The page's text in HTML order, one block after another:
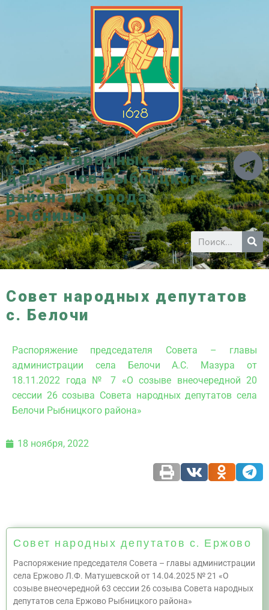
Совет народных
депутатов Рыбницкого
района и города
Рыбницы
Совет народных депутатов
с. Белочи
Распоряжение председателя Совета – главы
администрации села Белочи А.С. Мазура от
18.11.2022 года № 7 «О созыве внеочередной 20
сессии 26 созыва Совета народных депутатов села
Белочи Рыбницкого района»
18 ноября, 2022
Совет народных депутатов с. Ержово
Распоряжение председателя Совета – главы администрации
села Ержово Л.Ф. Матушевской от 14.04.2025 № 21 «О
созыве внеочередной 63 сессии 26 созыва Совета народных
депутатов села Ержово Рыбницкого района»